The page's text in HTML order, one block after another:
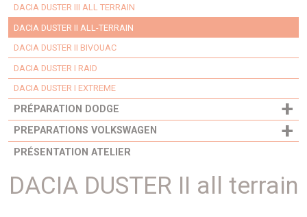
DACIA DUSTER III ALL TERRAIN
DACIA DUSTER II ALL-TERRAIN
DACIA DUSTER II BIVOUAC
DACIA DUSTER I RAID
DACIA DUSTER I EXTREME
PRÉPARATION DODGE +
PREPARATIONS VOLKSWAGEN +
PRÉSENTATION ATELIER
DACIA DUSTER II all terrain